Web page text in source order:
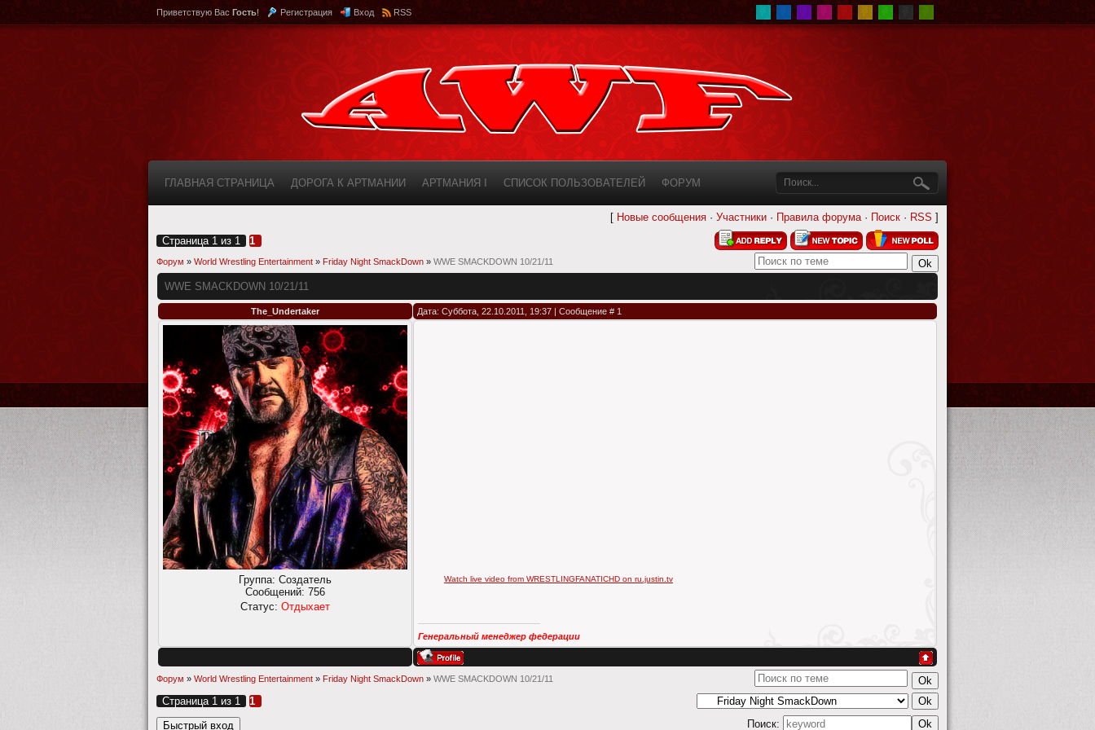
Приветствую Вас Гость! Регистрация Вход RSS
ГЛАВНАЯ СТРАНИЦА ДОРОГА К АРТМАНИИ АРТМАНИЯ I СПИСОК ПОЛЬЗОВАТЕЛЕЙ ФОРУМ
[ Новые сообщения · Участники · Правила форума· Поиск · RSS ]
Страница 1 из 1 1
Форум » World Wrestling Entertainment » Friday Night SmackDown » WWE SMACKDOWN 10/21/11
WWE SMACKDOWN 10/21/11
The_Undertaker Дата: Суббота, 22.10.2011, 19:37 | Сообщение # 1
Группа: Создатель
Сообщений: 756
Статус: Отдыхает
Watch live video from WRESTLINGFANATICHD on ru.justin.tv
Генеральный менеджер федерации
Форум » World Wrestling Entertainment » Friday Night SmackDown » WWE SMACKDOWN 10/21/11
Страница 1 из 1
1
Поиск: